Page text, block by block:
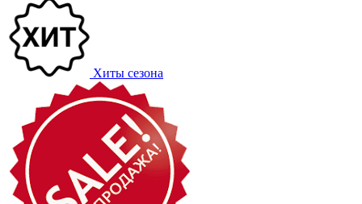
Хиты сезона